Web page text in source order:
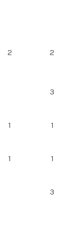
2 2
3
1 1
1 1
3